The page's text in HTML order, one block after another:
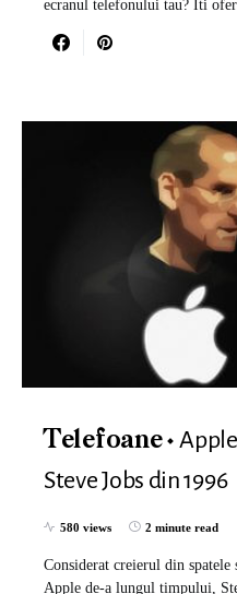
ecranul telefonului tau? Iti
Telefoane
Steve Jobs din 1996
580 views 2 minute read
Considerat creierul din spatele
Apple de-a lungul timpului,